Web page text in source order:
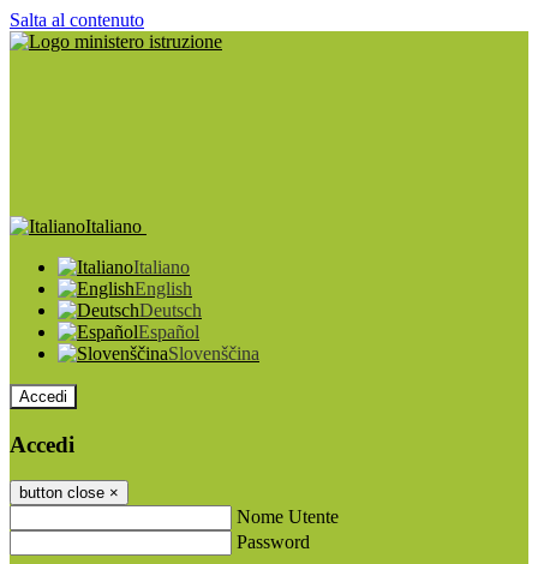
Salta al contenuto
Italiano
Italiano
English
Deutsch
Español
Slovenščina
Accedi
Accedi
button close ×
Nome Utente
Password